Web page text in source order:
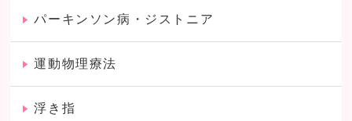
パーキンソン病・ジストニア
運動物理療法
浮き指